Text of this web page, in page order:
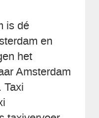
is dé
en
het
Amsterdam
Taxi